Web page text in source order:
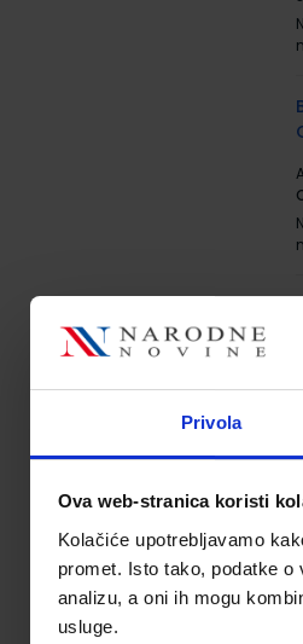
Privola
Ova web-stranica koristi
Kolačiće upotrebljavamo
promet. Isto tako, podatke
analizu, a oni ih mogu
usluge.